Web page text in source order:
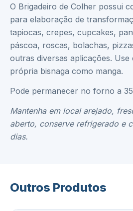
O Brigadeiro de Colher possui
para elaboração de
tapiocas, crepes, cupcakes,
páscoa, roscas, bolachas,
outras diversas aplicações. Use
própria bisnaga como manga.
Pode permanecer no forno a
Mantenha em local arejado,
aberto, conserve refrigerado e
dias.
Outros Produtos